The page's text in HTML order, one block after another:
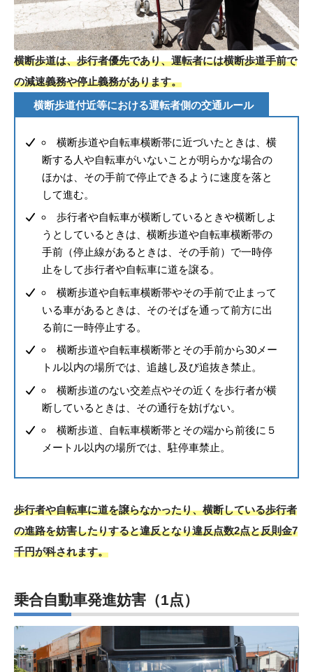
横断歩道は、歩行者優先であり、運転者には横断歩道手前で
の減速義務や停止義務があります。
横断歩道付近等における運転者側の交通ルール
横断歩道や自転車横断帯に近づいたときは、横
断する人や自転車がいないことが明らかな場合の
ほかは、その手前で停止できるように速度を落と
して進む。
歩行者や自転車が横断しているときや横断しよ
うとしているときは、横断歩道や自転車横断帯の
手前（停止線があるときは、その手前）で一時停
止をして歩行者や自転車に道を譲る。
横断歩道や自転車横断帯やその手前で止まって
いる車があるときは、そのそばを通って前方に出
る前に一時停止する。
横断歩道や自転車横断帯とその手前から30メー
トル以内の場所では、追越し及び追抜き禁止。
横断歩道のない交差点やその近くを歩行者が横
断しているときは、その通行を妨げない。
横断歩道、自転車横断帯とその端から前後に５
メートル以内の場所では、駐停車禁止。
歩行者や自転車に道を譲らなかったり、横断している歩行者
の進路を妨害したりすると違反となり違反点数2点と反則金7
千円が科されます。
乗合自動車発進妨害 （1点）